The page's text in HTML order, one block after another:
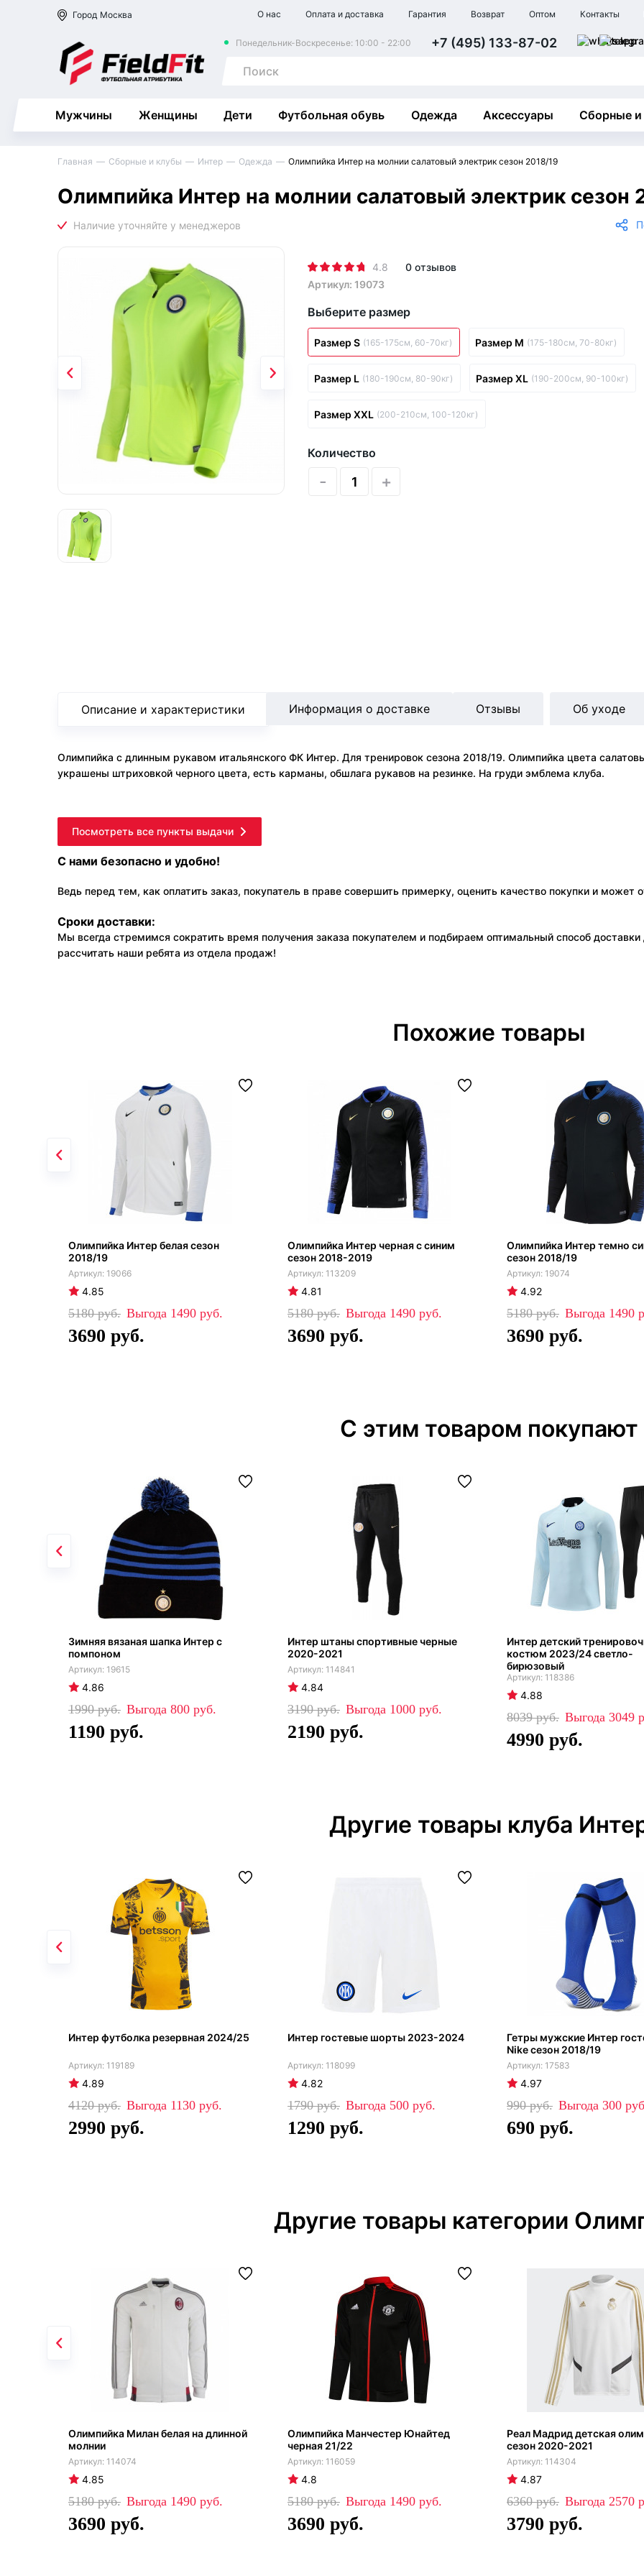
Город Москва О нас Оплата и доставка Гарантия Возврат Оптом Контакты
Понедельник-Воскресенье: 10:00 - 22:00 +7 (495) 133-87-02
Мужчины Женщины Дети Футбольная обувь Одежда Аксессуары Сборные
Главная Сборные и клубы Интер Одежда Олимпийка Интер на молнии салатовый электрик сезон 2018/19
Олимпийка Интер на молнии салатовый электрик сезон
4.8
0 отзывов
Артикул: 19073
Выберите размер
Размер S (165-175см, 60-70кг) Размер M (175-180см, 70-80кг)
Размер L (180-190см, 80-90кг) Размер XL (190-200см, 90-100кг)
Размер XXL (200-210см, 100-120кг)
Количество
- +
Описание и характеристики
Олимпийка с длинным рукавом итальянского ФК Интер. Для тренировок сезона 2018/19. Олимпийка цвета
украшены штриховкой черного цвета, есть карманы, обшлага рукавов на резинке. На груди эмблема клуба.
Информация о доставке Отзывы Об уходе
Посмотреть все пункты выдачи
С нами безопасно и удобно!
Ведь перед тем, как оплатить заказ, покупатель в праве совершить примерку, оценить качество покупки и может
Сроки доставки:
Мы всегда стремимся сократить время получения заказа покупателем и подбираем оптимальный способ
рассчитать наши ребята из отдела продаж!
Похожие товары
Олимпийка Интер белая сезон
2018/19
19066
4.85
5180 1490
3690
Олимпийка Интер черная с синим
сезон 2018-2019
113209
4.81
5180 1490
3690
Олимпийка Интер темно
сезон 2018/19
19074
4.92
5180 1490
3690
С этим товаром покупают
Зимняя вязаная шапка Интер с
помпоном
19615
4.86
1990 800
1190
Интер штаны спортивные черные
2020-2021
114841
4.84
3190 1000
2190
Интер детский
костюм 2023/24 светло-
бирюзовый
118386
4.88
8039 3049
4990
Другие товары клуба
Интер футболка резервная 2024/25
119189
4.89
4120 1130
2990
Интер гостевые шорты 2023-2024
118099
4.82
1790 500
1290
Гетры мужские Интер
Nike сезон 2018/19
17583
4.97
990 300
690
Другие товары категории
Олимпийка Милан белая на длинной
молнии
114074
4.85
5180 1490
3690
Олимпийка Манчестер Юнайтед
черная 21/22
116059
4.8
5180 1490
3690
Реал Мадрид детская
сезон 2020-2021
114304
4.87
6360 2570
3790